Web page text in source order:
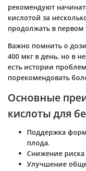
рекомендуют
кислотой за
продолжать в первом
Важно помнить о
400 мкг в день, но в
есть истории
порекомендовать
Основные
кислоты для
Поддержка
плода.
Снижение
Улучшение